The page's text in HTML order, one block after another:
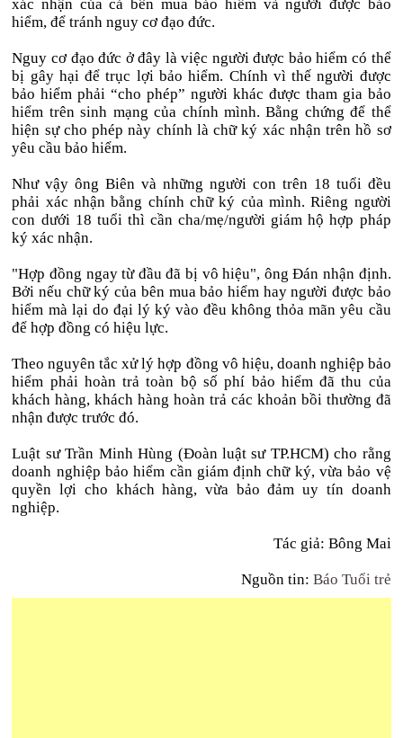
xác nhận của cả bên mua bảo hiểm và người được bảo
hiểm, để tránh nguy cơ đạo đức.
Nguy cơ đạo đức ở đây là việc người được bảo hiểm có thể
bị gây hại để trục lợi bảo hiểm. Chính vì thế người được
bảo hiểm phải “cho phép” người khác được tham gia bảo
hiểm trên sinh mạng của chính mình. Bằng chứng để thể
hiện sự cho phép này chính là chữ ký xác nhận trên hồ sơ
yêu cầu bảo hiểm.
Như vậy ông Biên và những người con trên 18 tuổi đều
phải xác nhận bằng chính chữ ký của mình. Riêng người
con dưới 18 tuổi thì cần cha/mẹ/người giám hộ hợp pháp
ký xác nhận.
"Hợp đồng ngay từ đầu đã bị vô hiệu", ông Đán nhận định.
Bởi nếu chữ ký của bên mua bảo hiểm hay người được bảo
hiểm mà lại do đại lý ký vào đều không thỏa mãn yêu cầu
để hợp đồng có hiệu lực.
Theo nguyên tắc xử lý hợp đồng vô hiệu, doanh nghiệp bảo
hiểm phải hoàn trả toàn bộ số phí bảo hiểm đã thu của
khách hàng, khách hàng hoàn trả các khoản bồi thường đã
nhận được trước đó.
Luật sư Trần Minh Hùng (Đoàn luật sư TP.HCM) cho rằng
doanh nghiệp bảo hiểm cần giám định chữ ký, vừa bảo vệ
quyền lợi cho khách hàng, vừa bảo đảm uy tín doanh
nghiệp.
Tác giả: Bông Mai
Nguồn tin: Báo Tuổi trẻ